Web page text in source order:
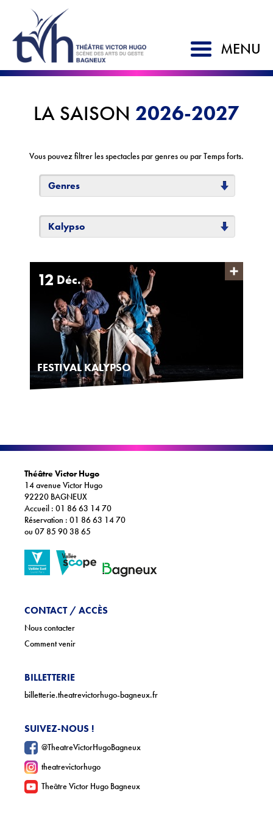
MENU
LE TVH
Historique
L'équipe
ACTIONS CULTURELLES
Les actions de la saison
Pratique du théâtre, mime et geste
Les actions passées
INFOS+
Tarifs
Réservation
Contacts / Accès
Téléchargements
Lettre d'info
LA SAISON 2026-2027
Vous pouvez filtrer les spectacles par genres ou par Temps forts.
Genres
Kalypso
12 Déc.
FESTIVAL KALYPSO
Théâtre Victor Hugo
14 avenue Victor Hugo
92220 BAGNEUX
Accueil : 01 86 63 14 70
Réservation : 01 86 63 14 70
ou 07 85 90 38 65
CONTACT / ACCÈS
Nous contacter
Comment venir
BILLETTERIE
billetterie.theatrevictorhugo-bagneux.fr
SUIVEZ-NOUS !
@TheatreVictorHugoBagneux
theatrevictorhugo
Theâtre Victor Hugo Bagneux